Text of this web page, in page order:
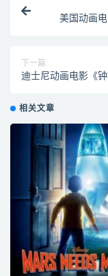
美国动画
下一篇
迪士尼动画电影《
语)+多国字幕(含中
720P/MKV/2.56G
相关文章